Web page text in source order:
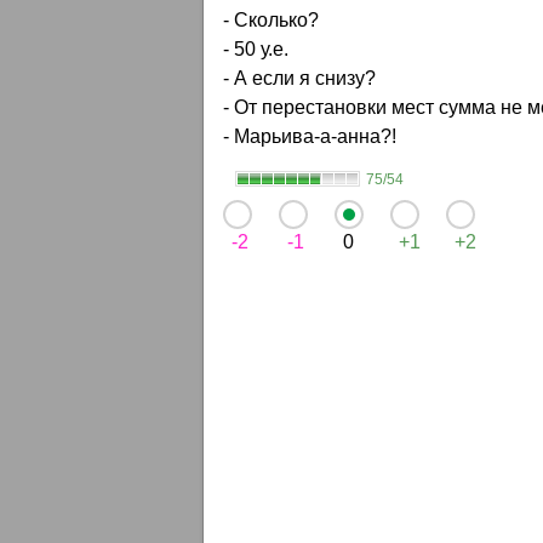
- Сколько?
- 50 у.е.
- А если я снизу?
- От перестановки мест сумма не
- Марьива-а-анна?!
75/54
-2 -1 0 +1 +2